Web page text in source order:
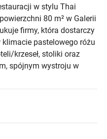
w stylu Thai
80 m² w Galerii
firmy, która dostarczy
pastelowego różu
krzeseł, stoliki oraz
spójnym wystroju w